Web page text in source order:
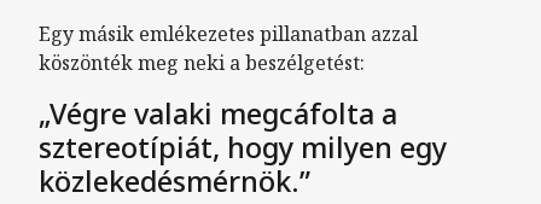
Egy másik emlékezetes pillanatban azzal
köszönték meg neki a beszélgetést:
„Végre valaki megcáfolta a
sztereotípiát, hogy milyen egy
közlekedésmérnök.”